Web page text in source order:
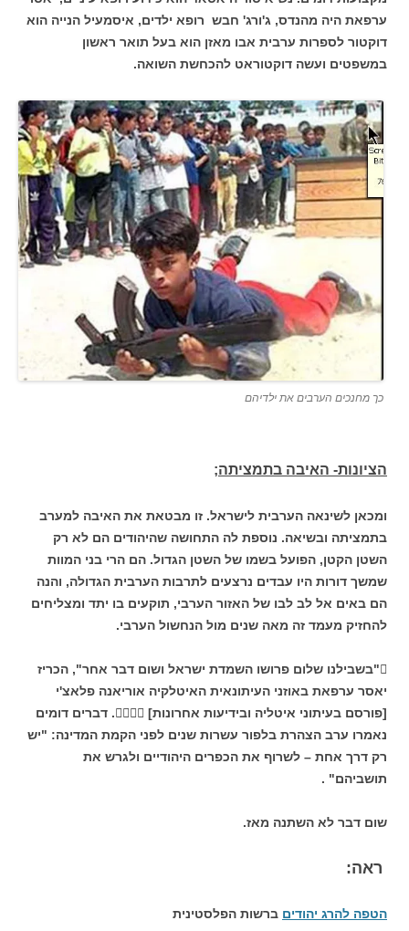
ערפאת היה מהנדס, ג'ורג' חבש רופא ילדים, איסמעיל הנייה הוא
דוקטור לספרות ערבית אבו מאזן הוא בעל תואר ראשון
במשפטים ועשה דוקטוראט להכחשת השואה.
כך מחנכים הערבים את ילדיהם
הציונות- האיבה בתמציתה;
ומכאן לשינאה הערבית לישראל. זו מבטאת את האיבה למערב
בתמציתה ובשיאה. נוספת לה התחושה שהיהודים הם לא רק
השטן הקטן, הפועל בשמו של השטן הגדול. הם הרי בני המוות
שמשך דורות היו עבדים נרצעים לתרבות הערבית הגדולה, והנה
הם באים אל לב לבו של האזור הערבי, תוקעים בו יתד ומצליחים
להחזיק מעמד זה מאה שנים מול הנחשול הערבי.
"בשבילנו שלום פרושו השמדת ישראל ושום דבר אחר", הכריז
יאסר ערפאת באוזני העיתונאית האיטלקיה אוריאנה פלאצ'י
[פורסם בעיתוני איטליה ובידיעות אחרונות] . דברים דומים
נאמרו ערב הצהרת בלפור עשרות שנים לפני הקמת המדינה: "יש
רק דרך אחת – לשרוף את הכפרים היהודיים ולגרש את
תושביהם" .
שום דבר לא השתנה מאז.
ראה:
הטפה להרג יהודים ברשות הפלסטינית